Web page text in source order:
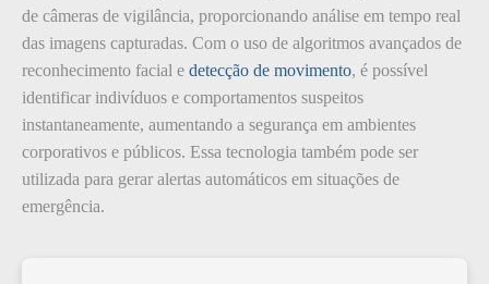
de câmeras de vigilância, proporcionando análise em tempo real
das imagens capturadas. Com o uso de algoritmos avançados de
reconhecimento facial e detecção de movimento, é possível
identificar indivíduos e comportamentos suspeitos
instantaneamente, aumentando a segurança em ambientes
corporativos e públicos. Essa tecnologia também pode ser
utilizada para gerar alertas automáticos em situações de
emergência.